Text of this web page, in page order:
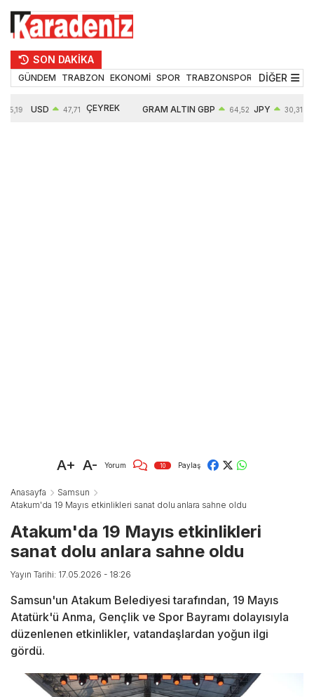
SON DAKİKA
GÜNDEM TRABZON EKONOMİ SPOR TRABZONSPOR TEKNOLOJİ
DİĞER
55,19 USD 47,71 ÇEYREK GRAM ALTIN GBP 64,52 JPY 30,31
A+ A- Yorum 10 Paylaş
Anasayfa
Samsun
Atakum'da 19 Mayıs etkinlikleri sanat dolu anlara sahne oldu
Atakum'da 19 Mayıs etkinlikleri
sanat dolu anlara sahne oldu
Yayın Tarihi: 17.05.2026 - 18:26
Samsun'un Atakum Belediyesi tarafından, 19 Mayıs
Atatürk'ü Anma, Gençlik ve Spor Bayramı dolayısıyla
düzenlenen etkinlikler, vatandaşlardan yoğun ilgi
gördü.